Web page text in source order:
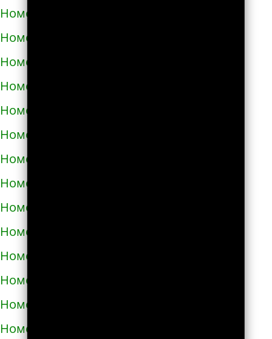
Номера телефонов такси в Болехове
Номера телефонов такси в Борзне
Номера телефонов такси в Бориславе
Номера телефонов такси в Борисполе
Номера телефонов такси в Бородянке
Номера телефонов такси в Борщёве
Номера телефонов такси в Боярке
Номера телефонов такси в Броварах
Номера телефонов такси в Бродах
Номера телефонов такси в Бурштыне
Номера телефонов такси в Буче
Номера телефонов такси в Бучаче
Номера телефонов такси в Вараше
Номера телефонов такси в Васильевке